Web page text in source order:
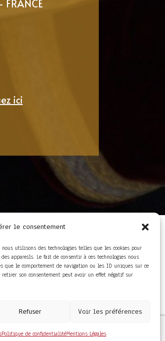
le consentement
utilisons des technologies telles que les cookies pour
appareils. Le fait de consentir à ces technologies nous
que le comportement de navigation ou les ID uniques sur ce
son consentement peut avoir un effet négatif sur
Refuser Voir les préférences
Politique de confidentialitéMentions Légales
ici
questions
Générales de
Légales
de